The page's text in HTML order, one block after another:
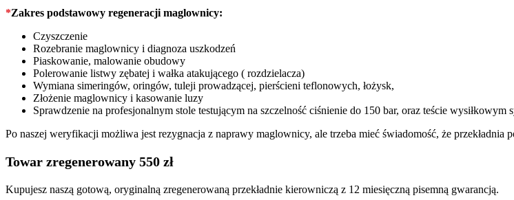
*Zakres podstawowy regeneracji maglownicy:
Czyszczenie
Rozebranie maglownicy i diagnoza uszkodzeń
Piaskowanie, malowanie obudowy
Polerowanie listwy zębatej i wałka atakującego ( rozdzielacza)
Wymiana simeringów, oringów, tuleji prowadzącej, pierścieni teflonowych, łożysk,
Złożenie maglownicy i kasowanie luzy
Sprawdzenie na profesjonalnym stole testującym na szczelność ciśnienie do 150 bar, oraz teście
Po naszej weryfikacji możliwa jest rezygnacja z naprawy maglownicy, ale trzeba mieć świadomość, że przekładnia
Towar zregenerowany 550 zł
Kupujesz naszą gotową, oryginalną zregenerowaną przekładnie kierowniczą z 12 miesięczną pisemną gwarancją.